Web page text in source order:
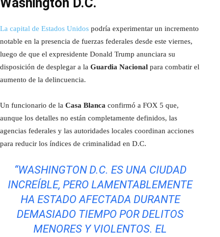
La capital de Estados Unidos podría experimentar un incremento
notable en la presencia de fuerzas federales desde este viernes,
luego de que el expresidente Donald Trump anunciara su
disposición de desplegar a la Guardia Nacional para combatir el
aumento de la delincuencia.
Un funcionario de la Casa Blanca confirmó a FOX 5 que,
aunque los detalles no están completamente definidos, las
agencias federales y las autoridades locales coordinan acciones
para reducir los índices de criminalidad en D.C.
“WASHINGTON D.C. ES UNA CIUDAD
INCREÍBLE, PERO LAMENTABLEMENTE
HA ESTADO AFECTADA DURANTE
DEMASIADO TIEMPO POR DELITOS
MENORES Y VIOLENTOS. EL